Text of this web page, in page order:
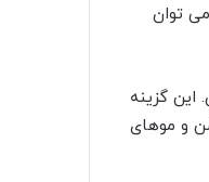
توان
این گزینه
و موهای